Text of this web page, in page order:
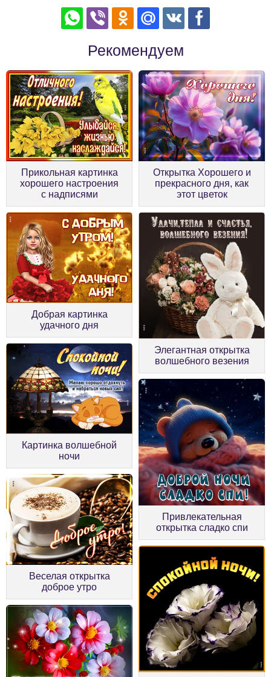
Рекомендуем
Прикольная картинка
хорошего настроения
с надписями
Открытка Хорошего и
прекрасного дня, как
этот цветок
Добрая картинка
удачного дня
Элегантная открытка
волшебного везения
Картинка волшебной
ночи
Привлекательная
открытка сладко спи
Веселая открытка
доброе утро